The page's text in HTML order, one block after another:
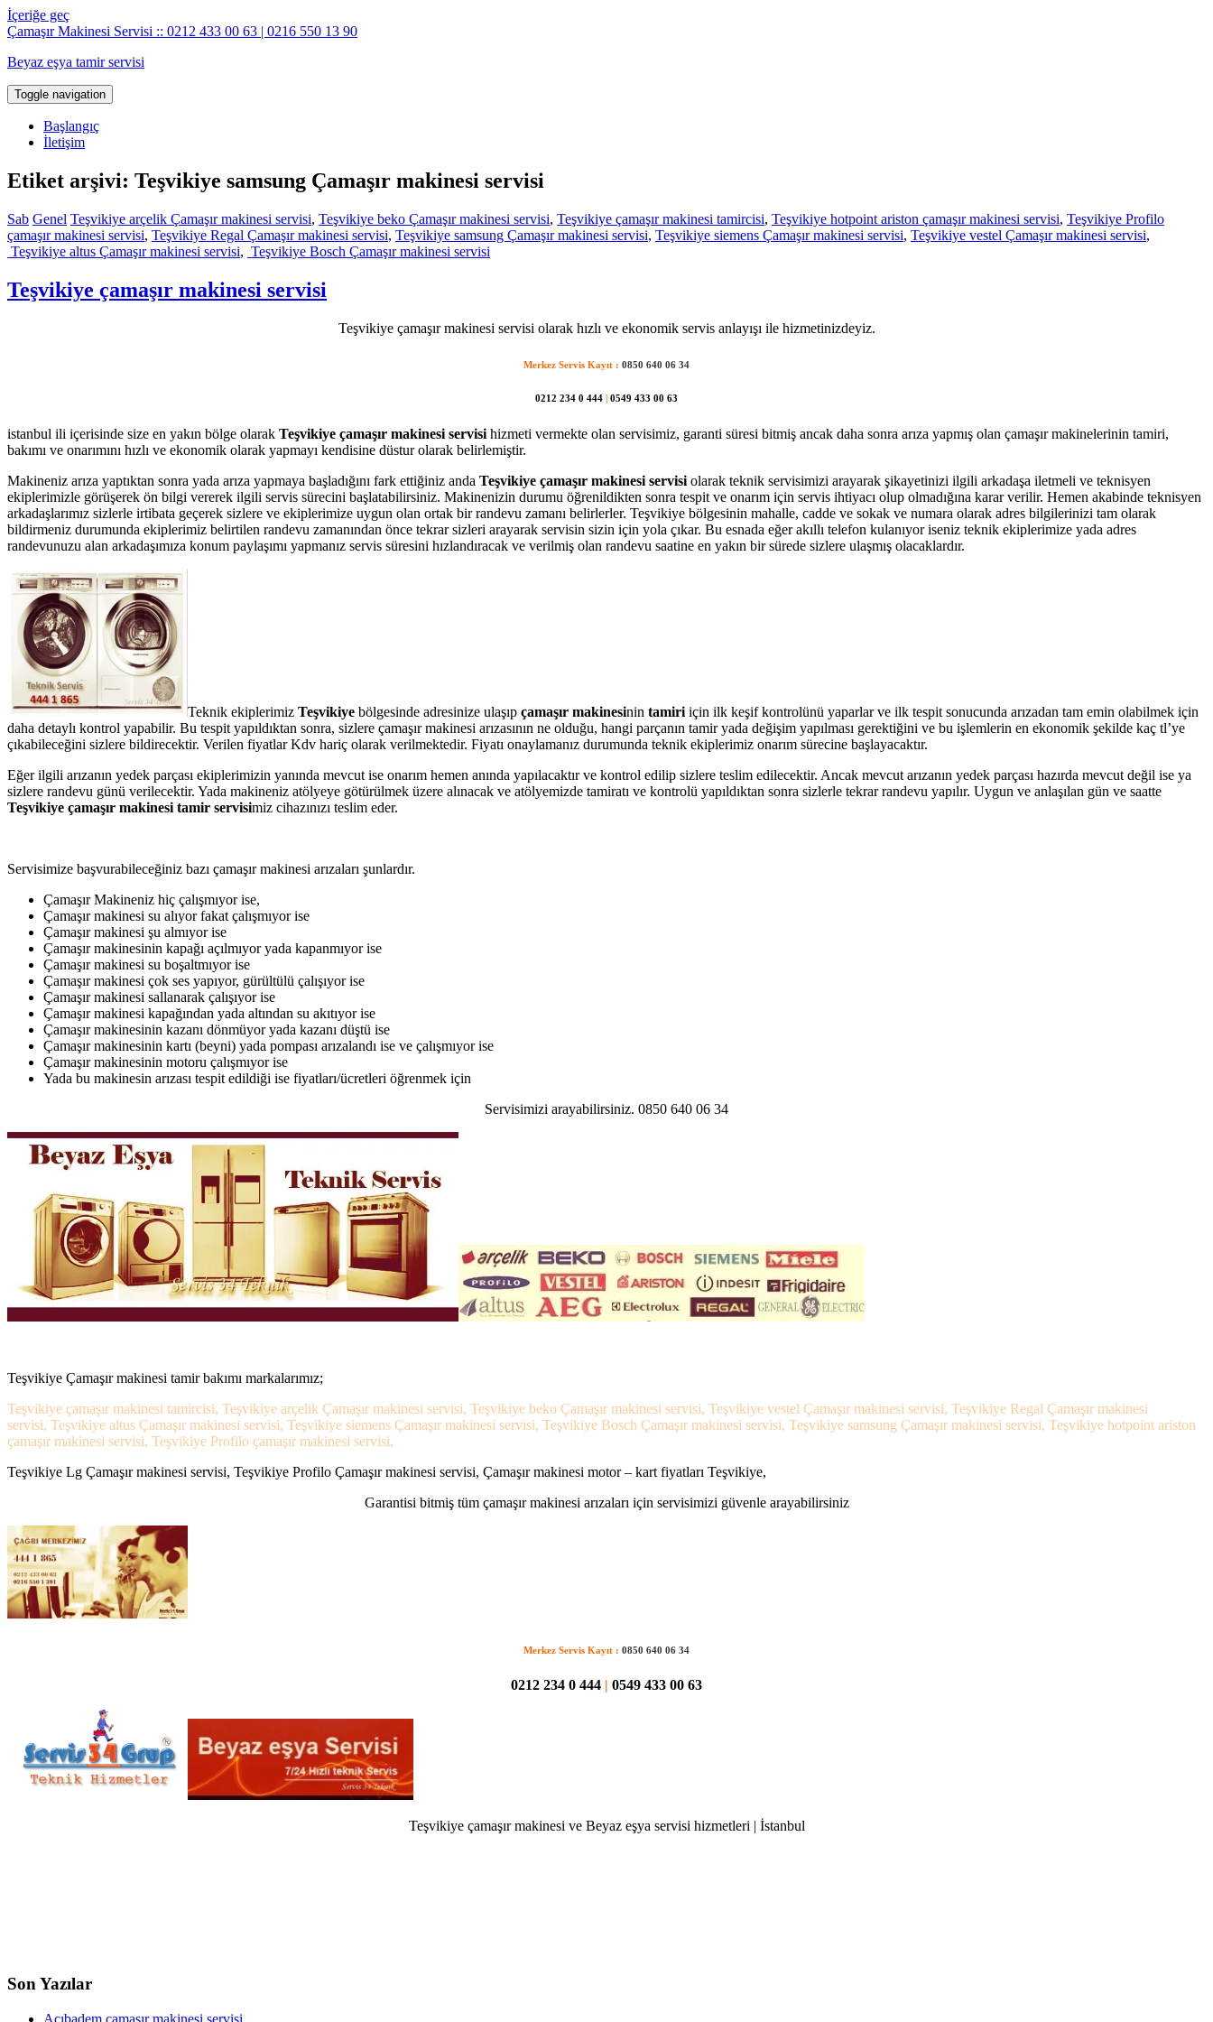
İçeriğe geç
Çamaşır Makinesi Servisi :: 0212 433 00 63 | 0216 550 13 90
Beyaz eşya tamir servisi
Toggle navigation
Başlangıç
İletişim
Etiket arşivi: Teşvikiye samsung Çamaşır makinesi servisi
Sab Genel Teşvikiye arçelik Çamaşır makinesi servisi, Teşvikiye beko Çamaşır makinesi servisi, Teşvikiye çamaşır makinesi tamircisi, Teşvikiye hotpoint ariston çamaşır makinesi servisi, Teşvikiye Profilo
çamaşır makinesi servisi, Teşvikiye Regal Çamaşır makinesi servisi, Teşvikiye samsung Çamaşır makinesi servisi, Teşvikiye siemens Çamaşır makinesi servisi, Teşvikiye vestel Çamaşır makinesi servisi,
Teşvikiye altus Çamaşır makinesi servisi, Teşvikiye Bosch Çamaşır makinesi servisi
Teşvikiye çamaşır makinesi servisi
Teşvikiye çamaşır makinesi servisi olarak hızlı ve ekonomik servis anlayışı ile hizmetinizdeyiz.
Merkez Servis Kayıt : 0850 640 06 34
0212 234 0 444 | 0549 433 00 63
istanbul ili içerisinde size en yakın bölge olarak Teşvikiye çamaşır makinesi servisi hizmeti vermekte olan servisimiz, garanti süresi bitmiş ancak daha sonra arıza yapmış olan çamaşır makinelerinin tamiri,
bakımı ve onarımını hızlı ve ekonomik olarak yapmayı kendisine düstur olarak belirlemiştir.
Makineniz arıza yaptıktan sonra yada arıza yapmaya başladığını fark ettiğiniz anda Teşvikiye çamaşır makinesi servisi olarak teknik servisimizi arayarak şikayetinizi ilgili arkadaşa iletmeli ve teknisyen
ekiplerimizle görüşerek ön bilgi vererek ilgili servis sürecini başlatabilirsiniz. Makinenizin durumu öğrenildikten sonra tespit ve onarım için servis ihtiyacı olup olmadığına karar verilir. Hemen akabinde teknisyen
arkadaşlarımız sizlerle irtibata geçerek sizlere ve ekiplerimize uygun olan ortak bir randevu zamanı belirlerler. Teşvikiye bölgesinin mahalle, cadde ve sokak ve numara olarak adres bilgilerinizi tam olarak
bildirmeniz durumunda ekiplerimiz belirtilen randevu zamanından önce tekrar sizleri arayarak servisin sizin için yola çıkar. Bu esnada eğer akıllı telefon kulanıyor iseniz teknik ekiplerimize yada adres
randevunuzu alan arkadaşımıza konum paylaşımı yapmanız servis süresini hızlandıracak ve verilmiş olan randevu saatine en yakın bir sürede sizlere ulaşmış olacaklardır.
Teknik ekiplerimiz Teşvikiye bölgesinde adresinize ulaşıp çamaşır makinesinin tamiri için ilk keşif kontrolünü yaparlar ve ilk tespit sonucunda arızadan tam emin olabilmek için
daha detaylı kontrol yapabilir. Bu tespit yapıldıktan sonra, sizlere çamaşır makinesi arızasının ne olduğu, hangi parçanın tamir yada değişim yapılması gerektiğini ve bu işlemlerin en ekonomik şekilde kaç tl’ye
çıkabileceğini sizlere bildirecektir. Verilen fiyatlar Kdv hariç olarak verilmektedir. Fiyatı onaylamanız durumunda teknik ekiplerimiz onarım sürecine başlayacaktır.
Eğer ilgili arızanın yedek parçası ekiplerimizin yanında mevcut ise onarım hemen anında yapılacaktır ve kontrol edilip sizlere teslim edilecektir. Ancak mevcut arızanın yedek parçası hazırda mevcut değil ise ya
sizlere randevu günü verilecektir. Yada makineniz atölyeye götürülmek üzere alınacak ve atölyemizde tamiratı ve kontrolü yapıldıktan sonra sizlerle tekrar randevu yapılır. Uygun ve anlaşılan gün ve saatte
Teşvikiye çamaşır makinesi tamir servisimiz cihazınızı teslim eder.
Servisimize başvurabileceğiniz bazı çamaşır makinesi arızaları şunlardır.
Çamaşır Makineniz hiç çalışmıyor ise,
Çamaşır makinesi su alıyor fakat çalışmıyor ise
Çamaşır makinesi şu almıyor ise
Çamaşır makinesinin kapağı açılmıyor yada kapanmıyor ise
Çamaşır makinesi su boşaltmıyor ise
Çamaşır makinesi çok ses yapıyor, gürültülü çalışıyor ise
Çamaşır makinesi sallanarak çalışıyor ise
Çamaşır makinesi kapağından yada altından su akıtıyor ise
Çamaşır makinesinin kazanı dönmüyor yada kazanı düştü ise
Çamaşır makinesinin kartı (beyni) yada pompası arızalandı ise ve çalışmıyor ise
Çamaşır makinesinin motoru çalışmıyor ise
Yada bu makinesin arızası tespit edildiği ise fiyatları/ücretleri öğrenmek için
Servisimizi arayabilirsiniz. 0850 640 06 34
Teşvikiye Çamaşır makinesi tamir bakımı markalarımız;
Teşvikiye çamaşır makinesi tamircisi, Teşvikiye arçelik Çamaşır makinesi servisi, Teşvikiye beko Çamaşır makinesi servisi, Teşvikiye vestel Çamaşır makinesi servisi, Teşvikiye Regal Çamaşır makinesi
servisi, Teşvikiye altus Çamaşır makinesi servisi, Teşvikiye siemens Çamaşır makinesi servisi, Teşvikiye Bosch Çamaşır makinesi servisi, Teşvikiye samsung Çamaşır makinesi servisi, Teşvikiye hotpoint ariston
çamaşır makinesi servisi, Teşvikiye Profilo çamaşır makinesi servisi,
Teşvikiye Lg Çamaşır makinesi servisi, Teşvikiye Profilo Çamaşır makinesi servisi, Çamaşır makinesi motor – kart fiyatları Teşvikiye,
Garantisi bitmiş tüm çamaşır makinesi arızaları için servisimizi güvenle arayabilirsiniz
Merkez Servis Kayıt : 0850 640 06 34
0212 234 0 444 0549 433 00 63
Teşvikiye çamaşır makinesi ve Beyaz eşya servisi hizmetleri | İstanbul
Son Yazılar
Acıbadem çamaşır makinesi servisi